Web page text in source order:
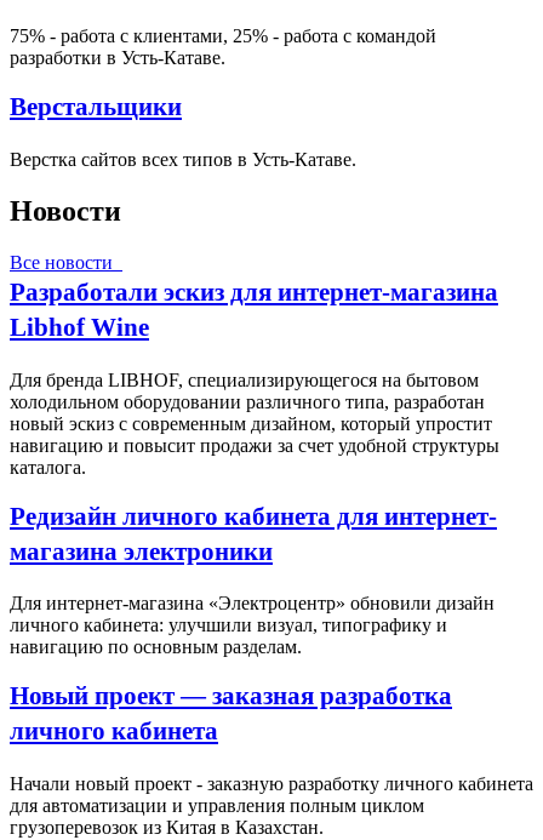
75% - работа с клиентами, 25% - работа с командой
разработки в Усть-Катаве.
Верстальщики
Верстка сайтов всех типов в Усть-Катаве.
Новости
Все новости
Разработали эскиз для интернет-магазина
Libhof Wine
Для бренда LIBHOF, специализирующегося на бытовом
холодильном оборудовании различного типа, разработан
новый эскиз с современным дизайном, который упростит
навигацию и повысит продажи за счет удобной структуры
каталога.
Редизайн личного кабинета для интернет-
магазина электроники
Для интернет-магазина «Электроцентр» обновили дизайн
личного кабинета: улучшили визуал, типографику и
навигацию по основным разделам.
Новый проект — заказная разработка
личного кабинета
Начали новый проект - заказную разработку личного кабинета
для автоматизации и управления полным циклом
грузоперевозок из Китая в Казахстан.